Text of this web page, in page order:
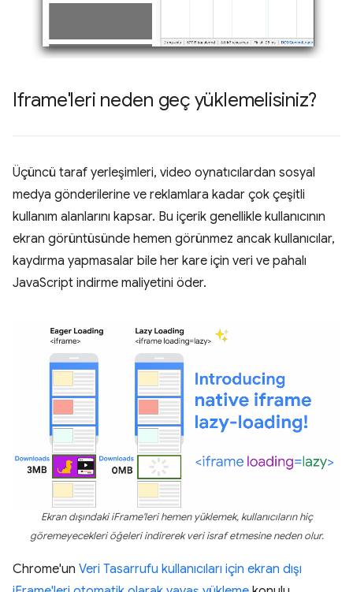
Iframe'leri neden geç yüklemelisiniz?
Üçüncü taraf yerleşimleri, video oynatıcılardan sosyal
medya gönderilerine ve reklamlara kadar çok çeşitli
kullanım alanlarını kapsar. Bu içerik genellikle kullanıcının
ekran görüntüsünde hemen görünmez ancak kullanıcılar,
kaydırma yapmasalar bile her kare için veri ve pahalı
JavaScript indirme maliyetini öder.
Ekran dışındaki iFrame'leri hemen yüklemek, kullanıcıların hiç
göremeyecekleri öğeleri indirerek veri israf etmesine neden olur.
Chrome'un Veri Tasarrufu kullanıcıları için ekran dışı